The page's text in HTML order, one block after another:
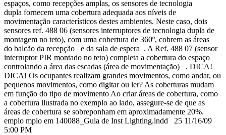
espaços, como recepções amplas, os sensores de tecnologia
dupla fornecem uma cobertura adequada aos níveis de
movimentação característicos destes ambientes. Neste caso, dois
sensores ref. 488 06 (sensores interruptores de tecnologia dupla de
montagem no teto), com uma cobertura de 360º, cobrem as áreas
do balcão da recepção e da sala de espera . A Ref. 488 07 (sensor
interruptor PIR montado no teto) completa a cobertura do espaço
controlando a área das escadas (área de movimentação) . DICA!
DICA! Os ocupantes realizam grandes movimentos, como andar, ou
pequenos movimentos, como digitar ou ler? As coberturas mudam
em função do tipo de movimento Ao criar áreas de cobertura, como
a cobertura ilustrada no exemplo ao lado, assegure-se de que as
áreas de cobertura se sobreponham em aproximadamente 20%.
emplo mplo em 140088_Guia de Inst Lighting.indd 25 11/16/09
5:00 PM